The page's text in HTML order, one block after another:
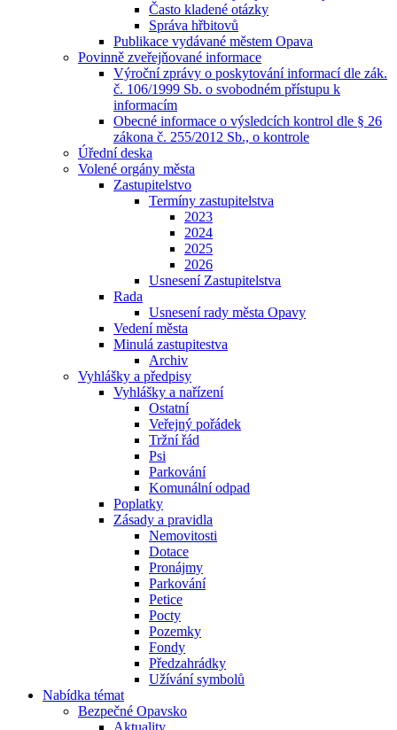
Často kladené otázky
Správa hřbitovů
Publikace vydávané městem Opava
Povinně zveřejňované informace
Výroční zprávy o poskytování informací dle zák.
č. 106/1999 Sb. o svobodném přístupu k
informacím
Obecné informace o výsledcích kontrol dle § 26
zákona č. 255/2012 Sb., o kontrole
Úřední deska
Volené orgány města
Zastupitelstvo
Termíny zastupitelstva
2023
2024
2025
2026
Usnesení Zastupitelstva
Rada
Usnesení rady města Opavy
Vedení města
Minulá zastupitestva
Archiv
Vyhlášky a předpisy
Vyhlášky a nařízení
Ostatní
Veřejný pořádek
Tržní řád
Psi
Parkování
Komunální odpad
Poplatky
Zásady a pravidla
Nemovitosti
Dotace
Pronájmy
Parkování
Petice
Pocty
Pozemky
Fondy
Předzahrádky
Užívání symbolů
Nabídka témat
Bezpečné Opavsko